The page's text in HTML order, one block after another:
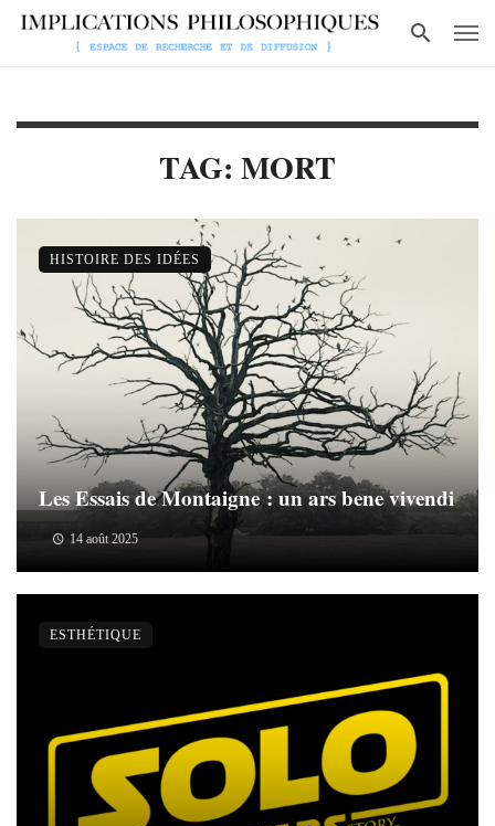
TAG: MORT
Les Essais de Montaigne : un ars bene vivendi
14 août 2025
HISTOIRE DES IDÉES
ESTHÉTIQUE